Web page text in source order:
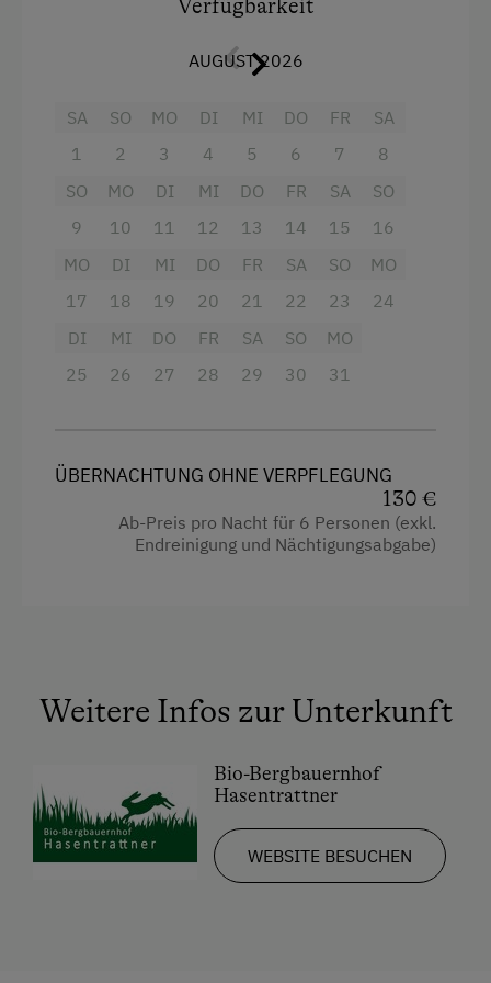
Skifahren
Skilift
Strand
Wandern
Wassersport
Wintersport
Geführte Wanderungen
Radfahren
Bäuerliches Handwerk
Mithilfe am Hof
Wasserkocher und sämtliches Geschirr. Das
Dusche. Auch gibt es ein separates WC. Eine
Hunde sind nach Absprache ebenso herzlich
Willkommen.
4 Plattenherd
Badewanne
Aussicht auf eine Berglandschaft
Dusche
Wasserkocher
Radio
Heizung
Gitterbett
Verfügbarkeit
AUGUST 2026
SA
1
SO
2
MO
3
DI
4
MI
5
DO
6
FR
7
SA
8
SO
9
MO
10
DI
11
MI
12
DO
13
FR
14
SA
15
SO
16
MO
17
DI
18
MI
19
DO
20
FR
21
SA
22
SO
23
MO
24
DI
25
MI
26
DO
27
FR
28
SA
29
SO
30
MO
31
ÜBERNACHTUNG OHNE VERPFLEGUNG
130 €
Ab-Preis pro Nacht für 6 Personen (exkl.
Endreinigung und Nächtigungsabgabe)
Weitere Infos zur Unterkunft
Bio-Bergbauernhof
Hasentrattner
WEBSITE BESUCHEN